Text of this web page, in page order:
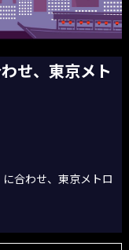
せ、東京メト
合わせ、東京メトロ